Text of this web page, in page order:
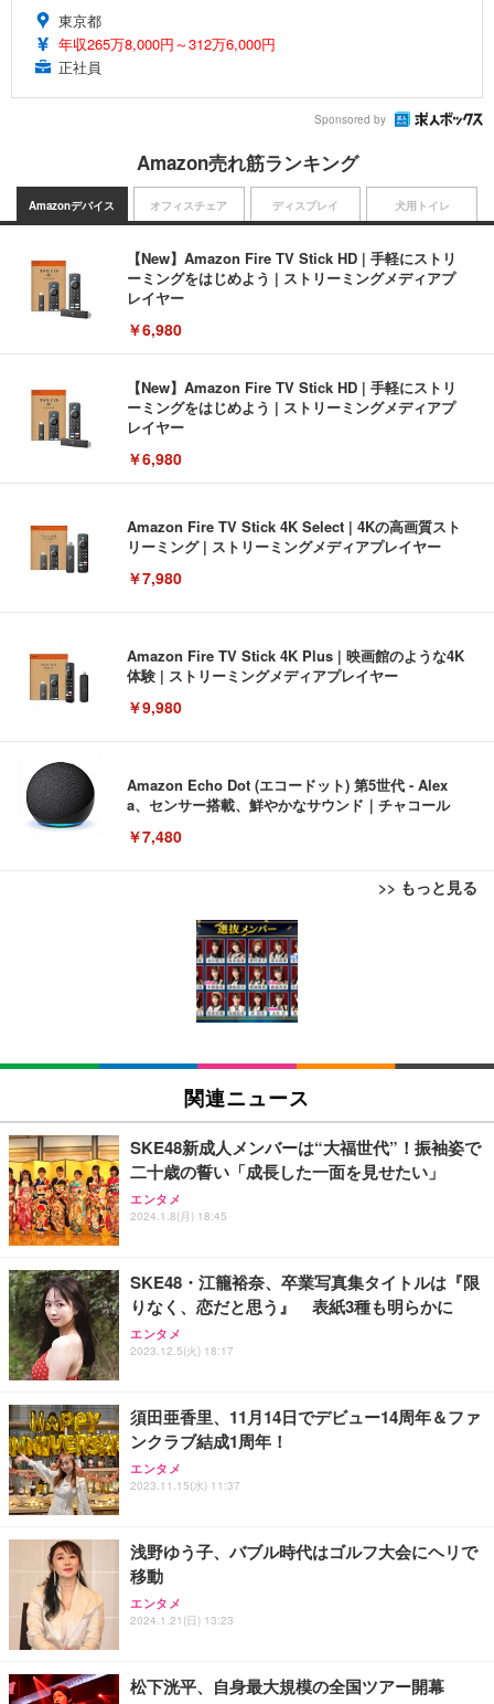
東京都
年収265万8,000円～312万6,000円
正社員
Sponsored by
Amazon売れ筋ランキング
Amazonデバイス
【New】Amazon Fire TV Stick HD | 手軽にストリ
ーミングをはじめよう | ストリーミングメディアプ
レイヤー
￥6,980
【New】Amazon Fire TV Stick HD | 手軽にストリ
ーミングをはじめよう | ストリーミングメディアプ
レイヤー
￥6,980
Amazon Fire TV Stick 4K Select | 4Kの高画質スト
リーミング | ストリーミングメディアプレイヤー
￥7,980
Amazon Fire TV Stick 4K Plus | 映画館のような4K
体験 | ストリーミングメディアプレイヤー
￥9,980
Amazon Echo Dot (エコードット) 第5世代 - Alex
a、センサー搭載、鮮やかなサウンド｜チャコール
￥7,480
>> もっと見る
オフィスチェア
[EdoErgo] オフィスチェア 椅子 テレワーク 疲れな
い 跳ね上げ式アームレスト コンパクト 約105度ロッ
キング pc 事務椅子 360度回転 座面昇降 強化ナイロ
ン樹脂ベース 通気性メッシュ 在宅ワーク H-WY01
(黒網+黒枠+黒足)
SIHOO B100 オフィスチェア／デスクチェア メッシ
ュチェア 人間工学 疲れない ブラック
￥27,999
Sezlife オフィスチェア デスクチェア 疲れない テレ
ワーク チェア 強化バックレスト 30度ロッキング機
能 人間工学 椅子 腰サポート 90度跳ね上げ式アーム
ョン PCチェア 通気性メッシュ ゲーミング/勉強/事
務用 おしゃれ パソコンチェア (ブラック)
Sezlife オフィスチェア デスクチェア 疲れない テレ
ワーク チェア 強化バックレスト 30度ロッキング機
能 人間工学 椅子 腰サポート 90度跳ね上げ式アーム
務用 おしゃれ パソコンチェア (ホワイト)
ANDWINT オフィスチェア デスクチェア 肘なし メ
ッシュ 通気性 ランバーサポート付き 腰サポート ガ
ス圧無段階昇降 360度回転 キャスター付き コンパク
ディスプレイ
EIZO ビジネス向けプレミアムモニター | FlexScan
EV3240X-WT | 31.5型4K UHD・USB Type-C・ホワ
￥105,595
EIZO ビジネス向けプレミアムモニター | FlexScan
【純正品】27"ゲーミングモニター DualSense 充電
フック付き（CFI-ZDM1J）
【整備済み品】Dell E2724HS 27インチ 液晶モニタ
ー フルHD（1920×1080）VA 非光沢 HDMI/DisplayP
ort/VGA スピーカー内蔵 高さ調整 スイベル VESA対
【MiniLED/24.5inch/280Hz/FHD】GRAPHT THE S
HOOTER Gaming Monitor 24” Essential ゲーミン
グモニター QD 24.5インチ 1ms FHD 量子ドット 残
犬用トイレ
Amazonベーシック ペットシーツ 薄型 レギュラー 1
回使い捨て 無香料 ホワイト 300枚
Amazonベーシック ペットシーツ 厚型 ワイド 42枚
x2袋(84枚) ホワイト(吸収面:ライトブルー)
￥3,234
ネオ・ルーライフ ネオ・オムツ L 中型犬用 26枚入
り 単品
Smart Basic(スマートベーシック) 【Amazon.co.jp
限定】 Smart Basic アイリスオーヤマ ペットシーツ
超厚型 お徳用 ワイド 100枚入 (x 1) (ケース販売)
ュラー 200枚入【Amazon.co.jp限定】
関連ニュース
SKE48新成人メンバーは“大福世代”！振袖姿で
二十歳の誓い「成長した一面を見せたい」
エンタメ
2024.1.8(月) 18:45
SKE48・江籠裕奈、卒業写真集タイトルは『限
りなく、恋だと思う』 表紙3種も明らかに
エンタメ
2023.12.5(火) 18:17
須田亜香里、11月14日でデビュー14周年＆ファ
ンクラブ結成1周年！
エンタメ
2023.11.15(水) 11:37
浅野ゆう子、バブル時代はゴルフ大会にヘリで
移動
エンタメ
2024.1.21(日) 13:23
松下洸平、自身最大規模の全国ツアー開幕